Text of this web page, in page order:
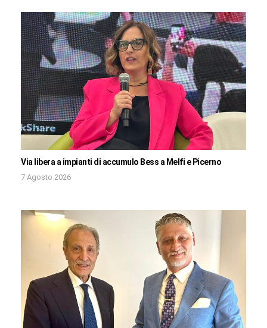
Via libera a impianti di accumulo Bess a Melfi e Picerno
7 Agosto 2026